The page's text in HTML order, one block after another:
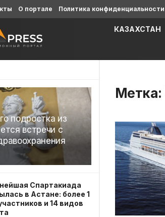
подростка из
встречи с
Спартакиада
в Астане: более 1
и 14 видов
О портале Политика конфиденциальности
КАЗАХСТАН
Метка: